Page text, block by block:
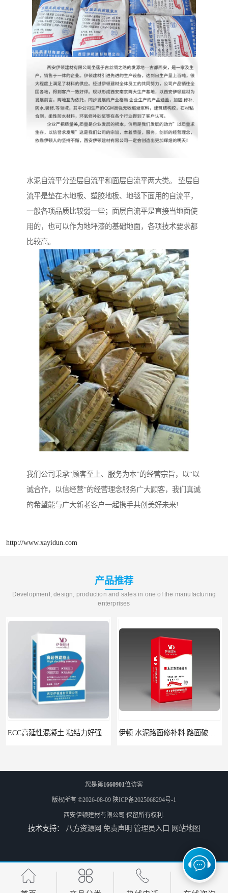
水泥自流平分垫层自流平和面层自流平两大类。 垫层自
流平是垫在木地板、塑胶地板、地毯下面用的自流平，
一般各项品质比较弱一些；面层自流平是直接当地面使
用的，也可以作为地坪漆的基础地面，各项技术要求都
比较高。
我们公司秉承“顾客至上、服务为本”的经营宗旨，以“以
诚合作，以信经营”的经营理念服务广大顾客，我们真诚
的希望能与广大新老客户一起携手共创美好未来!
http://www.xayidun.com
产品推荐
Development, design, production and sales in one of the manufacturing
enterprises
伊顿C60灌浆料 设备基础安装 梁柱改造加固二次灌浆料
您是第1660901位访客
版权所有 ©2026-08-09 陕ICP备2025068294号-1
西安伊顿建材有限公司 保留所有权利.
技术支持： 八方资源网 免责声明 管理员入口 网站地图